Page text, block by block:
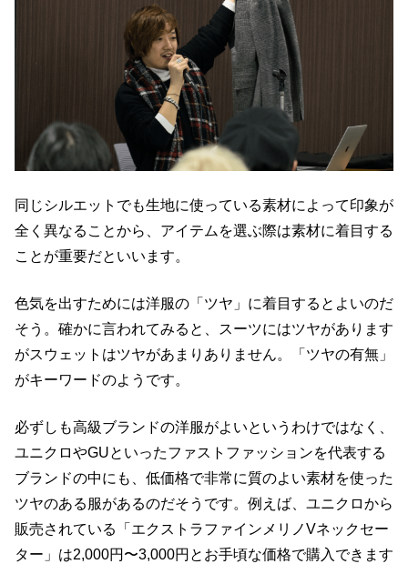
同じシルエットでも生地に使っている素材によって印象が
全く異なることから、アイテムを選ぶ際は素材に着目する
ことが重要だといいます。
色気を出すためには洋服の「ツヤ」に着目するとよいのだ
そう。確かに言われてみると、スーツにはツヤがあります
がスウェットはツヤがあまりありません。「ツヤの有無」
がキーワードのようです。
必ずしも高級ブランドの洋服がよいというわけではなく、
ユニクロやGUといったファストファッションを代表する
ブランドの中にも、低価格で非常に質のよい素材を使った
ツヤのある服があるのだそうです。例えば、ユニクロから
販売されている「エクストラファインメリノVネックセー
ター」は2,000円〜3,000円とお手頃な価格で購入できます